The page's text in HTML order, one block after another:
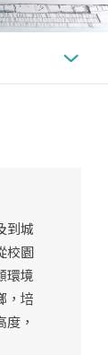
到城
校園
環境
，培
，